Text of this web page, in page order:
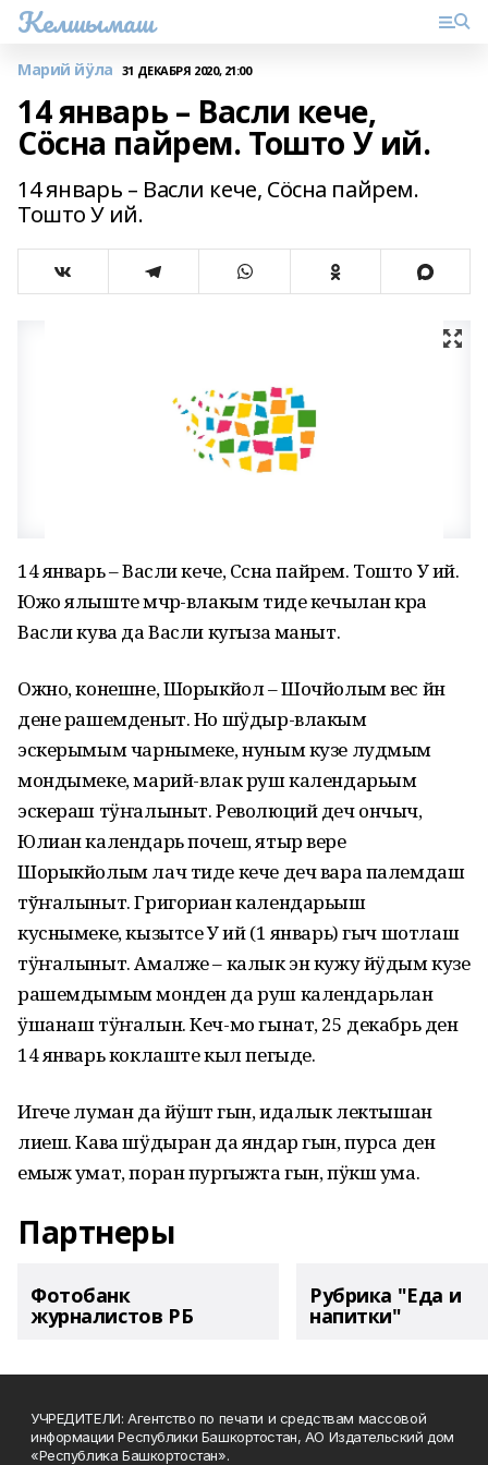
Келшымаш
Марий йӱла 31 ДЕКАБРЯ 2020, 21:00
14 январь – Васли кече,
Сӧсна пайрем. Тошто У ий.
14 январь – Васли кече, Сӧсна пайрем.
Тошто У ий.
14 январь – Васли кече, Сӧсна пайрем. Тошто У ий.
Южо ялыште мӧчӧр-влакым тиде кечылан кӧра
Васли кува да Васли кугыза маныт.
Ожно, конешне, Шорыкйол – Шочйолым вес йӧн
дене рашемденыт. Но шӱдыр-влакым
эскерымым чарнымеке, нуным кузе лудмым
мондымеке, марий-влак руш календарьым
эскераш тӱҥалыныт. Революций деч ончыч,
Юлиан календарь почеш, ятыр вере
Шорыкйолым лач тиде кече деч вара палемдаш
тўҥалыныт. Григориан календарьыш
куснымеке, кызытсе У ий (1 январь) гыч шотлаш
тӱҥалыныт. Амалже – калык эн кужу йӱдым кузе
рашемдымым монден да руш календарьлан
ӱшанаш тӱҥалын. Кеч-мо гынат, 25 декабрь ден
14 январь коклаште кыл пегыде.
Игече луман да йӱштӧ гын, идалык лектышан
лиеш. Кава шӱдыран да яндар гын, пурса ден
емыж умат, поран пургыжта гын, пӱкш ума.
Партнеры
Фотобанк
журналистов РБ
Рубрика "Еда и
напитки"
УЧРЕДИТЕЛИ: Агентство по печати и средствам массовой
информации Республики Башкортостан, АО Издательский дом
«Республика Башкортостан».